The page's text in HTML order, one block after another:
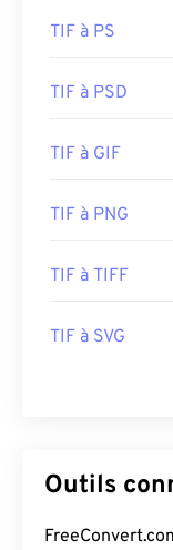
TIF à PS
TIF à PSD
TIF à GIF
TIF à PNG
TIF à TIFF
TIF à SVG
Outils